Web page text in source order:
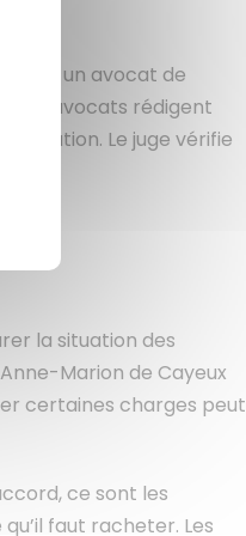
à un avocat de
Les avocats rédigent
Le juge vérifie
la situation des
Marion de Cayeux
certaines charges peut
ce sont les
faut racheter. Les